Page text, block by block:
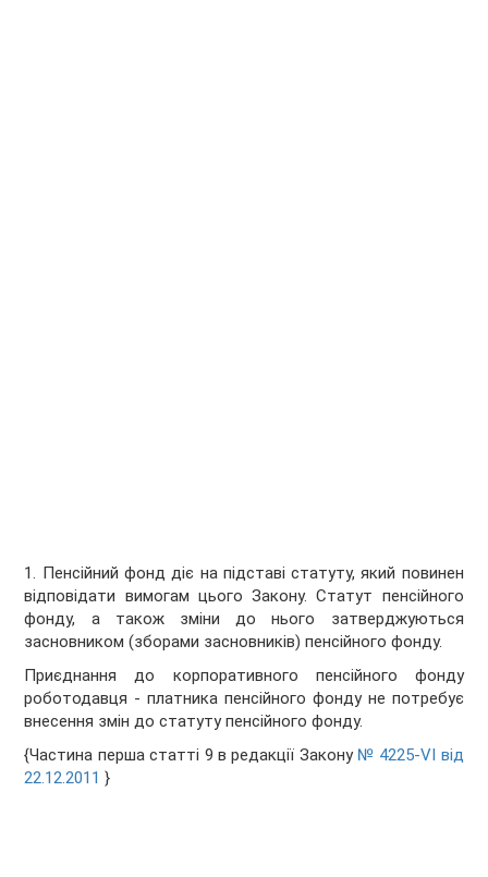
1. Пенсійний фонд діє на підставі статуту, який повинен
відповідати вимогам цього Закону. Статут пенсійного
фонду, а також зміни до нього затверджуються
засновником (зборами засновників) пенсійного фонду.
Приєднання до корпоративного пенсійного фонду
роботодавця - платника пенсійного фонду не потребує
внесення змін до статуту пенсійного фонду.
{Частина перша статті 9 в редакції Закону № 4225-VI від
22.12.2011 }